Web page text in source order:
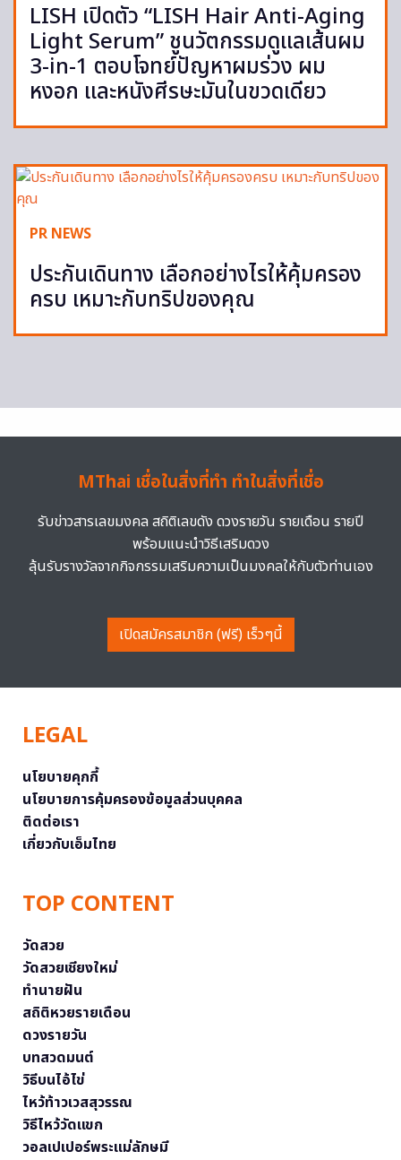
LISH เปิดตัว “LISH Hair Anti-Aging
Light Serum” ชูนวัตกรรมดูแลเส้นผม
3-in-1 ตอบโจทย์ปัญหาผมร่วง ผม
หงอก และหนังศีรษะมันในขวดเดียว
PR NEWS
ประกันเดินทาง เลือกอย่างไรให้คุ้มครอง
ครบ เหมาะกับทริปของคุณ
MThai เชื่อในสิ่งที่ทำ ทำในสิ่งที่เชื่อ
รับข่าวสารเลขมงคล สถิติเลขดัง ดวงรายวัน รายเดือน รายปี
พร้อมแนะนำวิธีเสริมดวง
ลุ้นรับรางวัลจากกิจกรรมเสริมความเป็นมงคลให้กับตัวท่านเอง
เปิดสมัครสมาชิก (ฟรี) เร็วๆนี้
LEGAL
นโยบายคุกกี้
นโยบายการคุ้มครองข้อมูลส่วนบุคคล
ติดต่อเรา
เกี่ยวกับเอ็มไทย
TOP CONTENT
วัดสวย
วัดสวยเชียงใหม่
ทำนายฝัน
สถิติหวยรายเดือน
ดวงรายวัน
บทสวดมนต์
วิธีบนไอ้ไข่
ไหว้ท้าวเวสสุวรรณ
วิธีไหว้วัดแขก
วอลเปเปอร์พระแม่ลักษมี